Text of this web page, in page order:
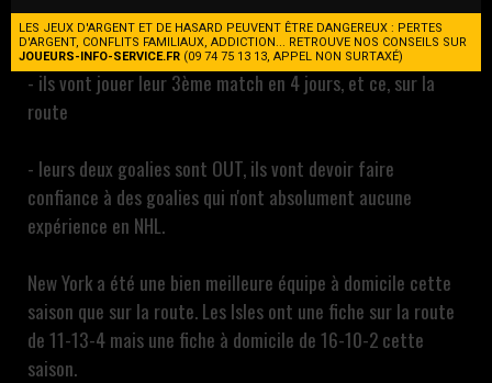
Ottawa va rencontrer deux gros problèmes à mon sens:
- ils vont jouer leur 3ème match en 4 jours, et ce, sur la
route
- leurs deux goalies sont OUT, ils vont devoir faire
confiance à des goalies qui n'ont absolument aucune
expérience en NHL.
New York a été une bien meilleure équipe à domicile cette
saison que sur la route. Les Isles ont une fiche sur la route
de 11-13-4 mais une fiche à domicile de 16-10-2 cette
saison.
LES JEUX D'ARGENT ET DE HASARD PEUVENT ÊTRE DANGEREUX : PERTES
D'ARGENT, CONFLITS FAMILIAUX, ADDICTION... RETROUVE NOS CONSEILS SUR
JOUEURS-INFO-SERVICE.FR (09 74 75 13 13, APPEL NON SURTAXÉ)